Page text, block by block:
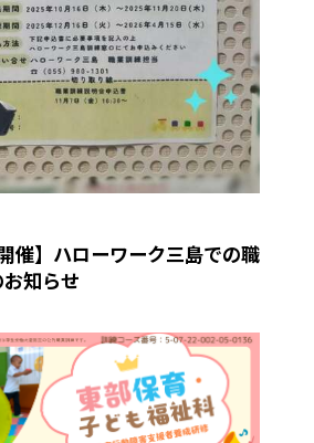
催】ハローワーク三島での職
知らせ